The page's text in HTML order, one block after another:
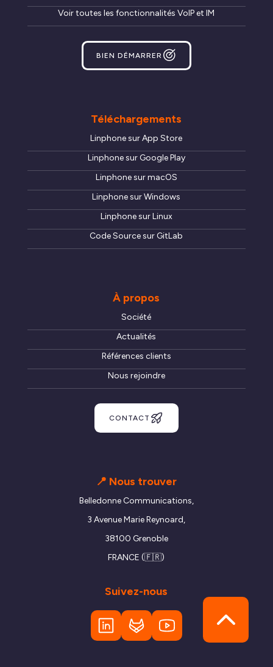
Voir toutes les fonctionnalités VoIP et IM
BIEN DÉMARRER
Téléchargements
Linphone sur App Store
Linphone sur Google Play
Linphone sur macOS
Linphone sur Windows
Linphone sur Linux
Code Source sur GitLab
À propos
Société
Actualités
Références clients
Nous rejoindre
CONTACT
📍 Nous trouver
Belledonne Communications,
3 Avenue Marie Reynoard,
38100 Grenoble
FRANCE (🇫🇷)
Suivez-nous